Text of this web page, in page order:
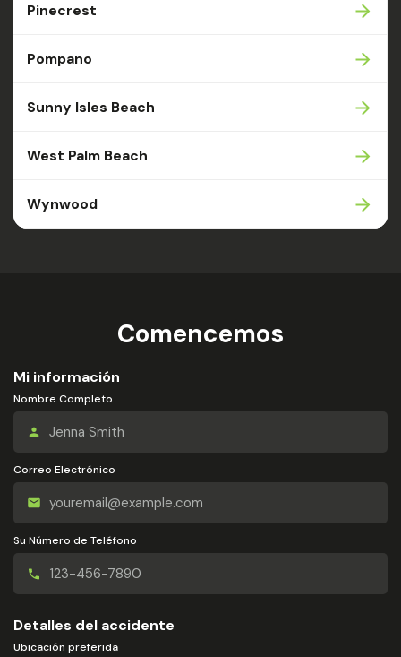
Pinecrest
Pompano
Sunny Isles Beach
West Palm Beach
Wynwood
Comencemos
Mi información
Nombre Completo
Correo Electrónico
Su Número de Teléfono
Detalles del accidente
Ubicación preferida